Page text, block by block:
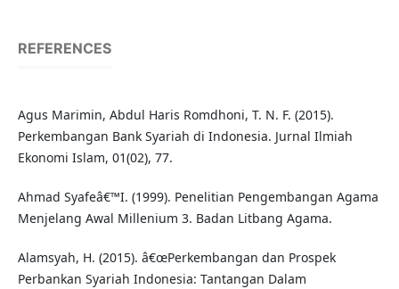
REFERENCES
Agus Marimin, Abdul Haris Romdhoni, T. N. F. (2015).
Perkembangan Bank Syariah di Indonesia. Jurnal Ilmiah
Ekonomi Islam, 01(02), 77.
Ahmad Syafeâ€™I. (1999). Penelitian Pengembangan Agama
Menjelang Awal Millenium 3. Badan Litbang Agama.
Alamsyah, H. (2015). â€œPerkembangan dan Prospek
Perbankan Syariah Indonesia: Tantangan Dalam